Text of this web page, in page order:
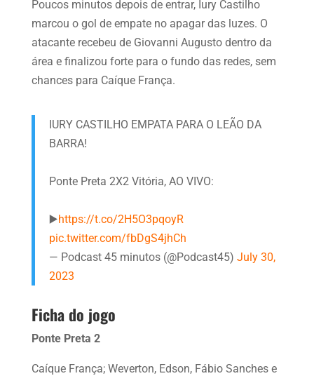
Poucos minutos depois de entrar, Iury Castilho
marcou o gol de empate no apagar das luzes. O
atacante recebeu de Giovanni Augusto dentro da
área e finalizou forte para o fundo das redes, sem
chances para Caíque França.
IURY CASTILHO EMPATA PARA O LEÃO DA
BARRA!
Ponte Preta 2X2 Vitória, AO VIVO:
▶️https://t.co/2H5O3pqoyR
pic.twitter.com/fbDgS4jhCh
— Podcast 45 minutos (@Podcast45) July 30,
2023
Ficha do jogo
Ponte Preta 2
Caíque França; Weverton, Edson, Fábio Sanches e